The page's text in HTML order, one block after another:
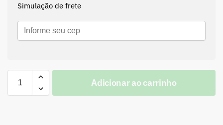
Simulação de frete
Adicionar ao carrinho